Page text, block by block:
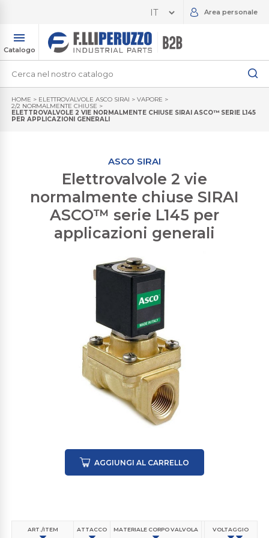
Area personale
Catalogo
HOME > ELETTROVALVOLE ASCO SIRAI > VAPORE >
2/2 NORMALMENTE CHIUSE >
ELETTROVALVOLE 2 VIE NORMALMENTE CHIUSE SIRAI ASCO™ SERIE L145
PER APPLICAZIONI GENERALI
ASCO SIRAI
Elettrovalvole 2 vie
normalmente chiuse SIRAI
ASCO™ serie L145 per
applicazioni generali
AGGIUNGI AL CARRELLO
ART./ITEM ATTACCO MATERIALE CORPO VALVOLA MATERIALE
VOLTAGGIO